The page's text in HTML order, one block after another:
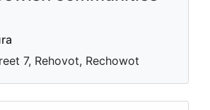
7, Rehovot, Rechowot